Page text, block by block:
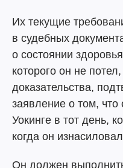
Их текущие
в судебных
о состоянии
которого он не
доказательства,
заявление о том,
Уокинге в тот день,
когда он
Он должен